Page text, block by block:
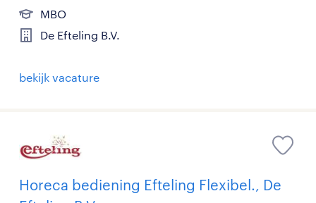
MBO
De Efteling B.V.
bekijk vacature
Horeca bediening Efteling Flexibel., De